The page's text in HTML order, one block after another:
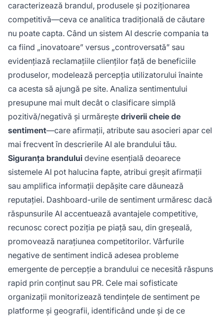
caracterizează brandul, produsele și poziționarea
competitivă—ceva ce analitica tradițională de căutare
nu poate capta. Când un sistem AI descrie compania ta
ca fiind „inovatoare” versus „controversată” sau
evidențiază reclamațiile clienților față de beneficiile
produselor, modelează percepția utilizatorului înainte
ca acesta să ajungă pe site. Analiza sentimentului
presupune mai mult decât o clasificare simplă
pozitivă/negativă și urmărește driverii cheie de
sentiment—care afirmații, atribute sau asocieri apar cel
mai frecvent în descrierile AI ale brandului tău.
Siguranța brandului devine esențială deoarece
sistemele AI pot halucina fapte, atribui greșit afirmații
sau amplifica informații depășite care dăunează
reputației. Dashboard-urile de sentiment urmăresc dacă
răspunsurile AI accentuează avantajele competitive,
recunosc corect poziția pe piață sau, din greșeală,
promovează narațiunea competitorilor. Vârfurile
negative de sentiment indică adesea probleme
emergente de percepție a brandului ce necesită răspuns
rapid prin conținut sau PR. Cele mai sofisticate
organizații monitorizează tendințele de sentiment pe
platforme și geografii, identificând unde și de ce